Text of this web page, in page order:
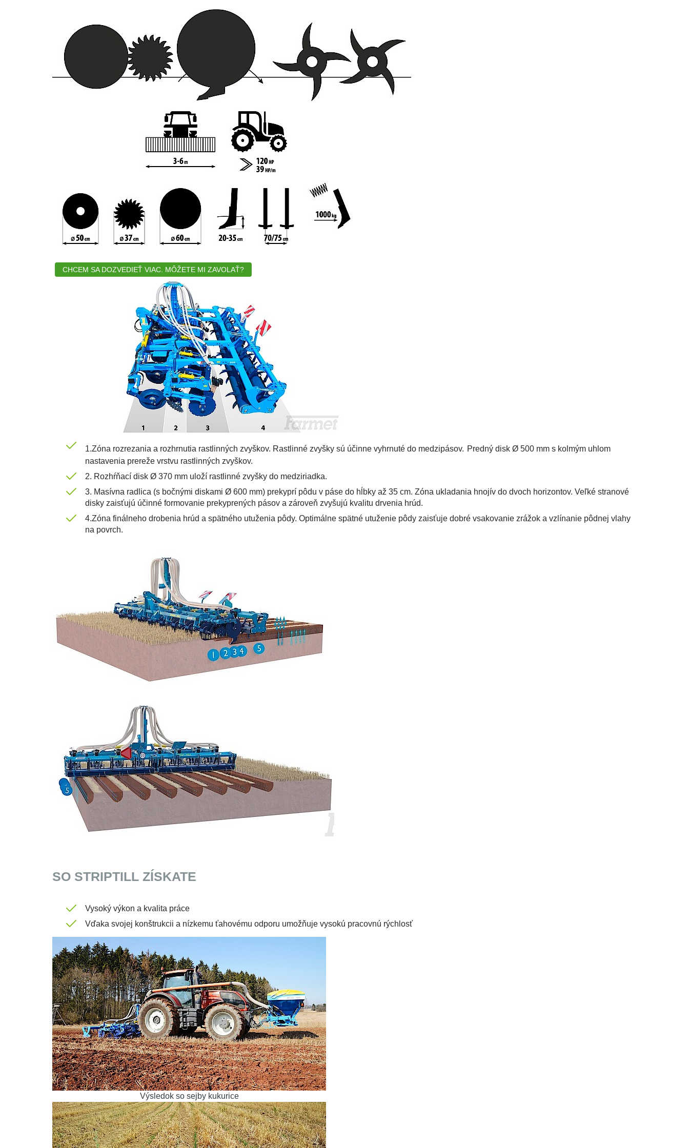
CHCEM SA DOZVEDIEŤ VIAC. MÔŽETE MI ZAVOLAŤ?
1.Zóna rozrezania a rozhrnutia rastlinných zvyškov. Rastlinné zvyšky sú účinne vyhrnuté do medzipásov. Predný disk Ø 500 mm s kolmým uhlom
nastavenia prereže vrstvu rastlinných zvyškov.
2. Rozhŕňací disk Ø 370 mm uloží rastlinné zvyšky do medziriadka.
3. Masívna radlica (s bočnými diskami Ø 600 mm) prekyprí pôdu v páse do hĺbky až 35 cm. Zóna ukladania hnojív do dvoch horizontov. Veľké stranové
disky zaisťujú účinné formovanie prekyprených pásov a zároveň zvyšujú kvalitu drvenia hrúd.
4.Zóna finálneho drobenia hrúd a spätného utuženia pôdy. Optimálne spätné utuženie pôdy zaisťuje dobré vsakovanie zrážok a vzlínanie pôdnej vlahy
na povrch.
SO STRIPTILL ZÍSKATE
Vysoký výkon a kvalita práce
Vďaka svojej konštrukcii a nízkemu ťahovému odporu umožňuje vysokú pracovnú rýchlosť
Výsledok so sejby kukurice